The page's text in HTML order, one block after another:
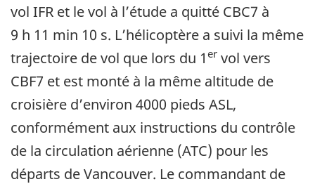
vol IFR et le vol à l’étude a quitté CBC7 à
9 h 11 min 10 s. L’hélicoptère a suivi la même
trajectoire de vol que lors du 1 er vol vers
CBF7 et est monté à la même altitude de
croisière d’environ 4000 pieds ASL,
conformément aux instructions du contrôle
de la circulation aérienne (ATC) pour les
départs de Vancouver. Le commandant de